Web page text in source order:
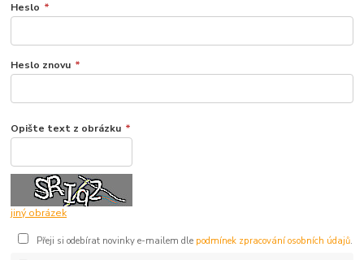
Heslo *
Heslo znovu *
Opište text z obrázku *
jiný obrázek
Přeji si odebírat novinky e-mailem dle podmínek zpracování osobních údajů.